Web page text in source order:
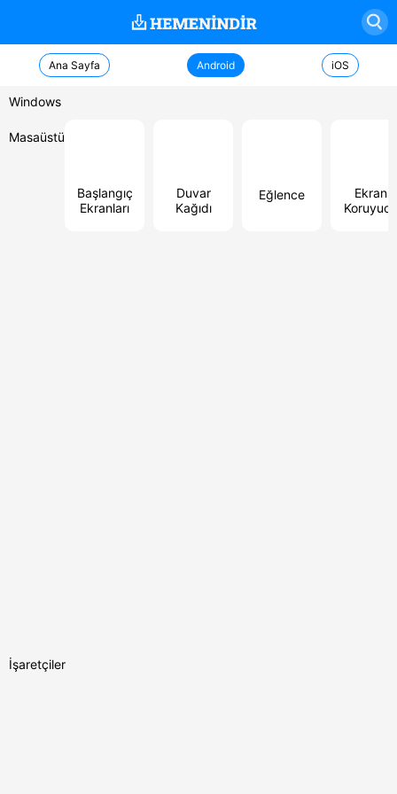
Ana Sayfa Android iOS
Windows
Masaüstü
Başlangıç
Ekranları
Duvar
Kağıdı
Eğlence
Ekran
Koruyucu
İşaretçiler